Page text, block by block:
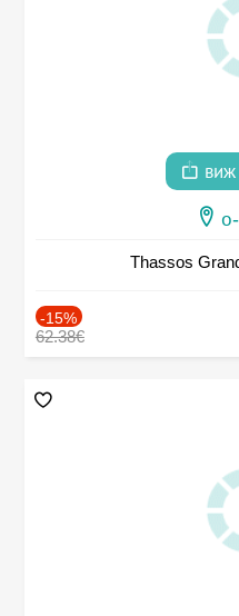
виж
Thassos
-15%
62.38€